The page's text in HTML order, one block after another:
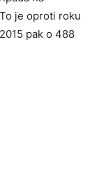
je oproti roku
pak o 488